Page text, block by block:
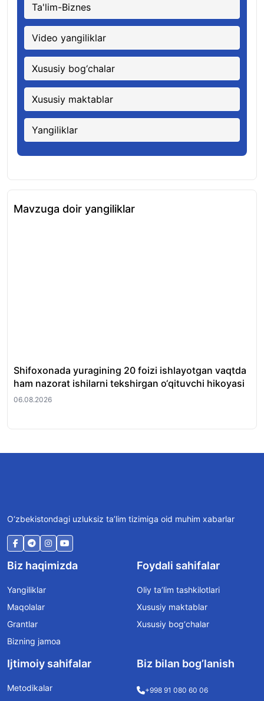
Ta'lim-Biznes
Video yangiliklar
Xususiy bog‘chalar
Xususiy maktablar
Yangiliklar
Mavzuga doir yangiliklar
Shifoxonada yuragining 20 foizi ishlayotgan vaqtda
ham nazorat ishilarni tekshirgan o‘qituvchi hikoyasi
06.08.2026
O‘zbekistondagi uzluksiz ta’lim tizimiga oid muhim xabarlar
Biz haqimizda
Yangiliklar
Maqolalar
Grantlar
Bizning jamoa
Foydali sahifalar
Oliy ta’lim tashkilotlari
Xususiy maktablar
Xususiy bog‘chalar
Ijtimoiy sahifalar
Metodikalar
Biz bilan bog’lanish
+998 91 080 60 06